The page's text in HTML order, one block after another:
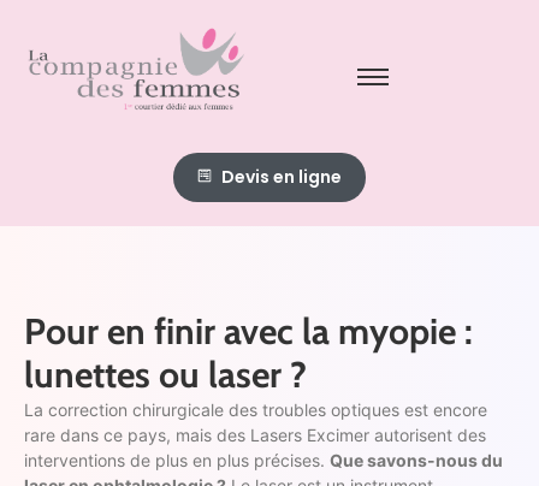
Devis en ligne
Pour en finir avec la myopie :
lunettes ou laser ?
La correction chirurgicale des troubles optiques est encore
rare dans ce pays, mais des Lasers Excimer autorisent des
interventions de plus en plus précises. Que savons-nous du